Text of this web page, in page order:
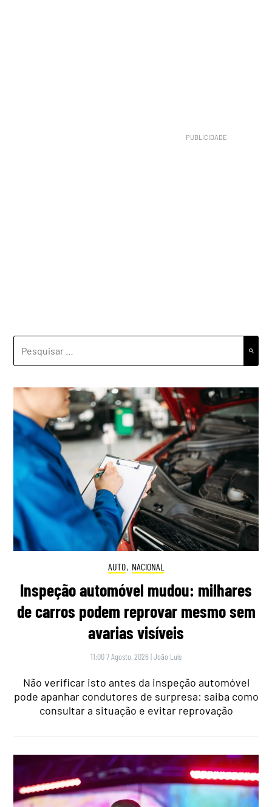
POR:
AUTO, NACIONAL
Inspeção automóvel mudou: milhares
de carros podem reprovar mesmo sem
avarias visíveis
11:00 7 Agosto, 2026 |João Luís
Não verificar isto antes da inspeção automóvel
pode apanhar condutores de surpresa: saiba como
consultar a situação e evitar reprovação